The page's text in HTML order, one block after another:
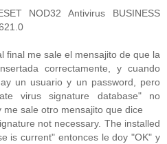
NOD32 Antivirus BUSINESS
final me sale el mensajito de que la
correctamente, y cuando
un usuario y un password, pero
virus signature database" no
sale otro mensajito que dice
not necessary. The installed
is current" entonces le doy "OK" y